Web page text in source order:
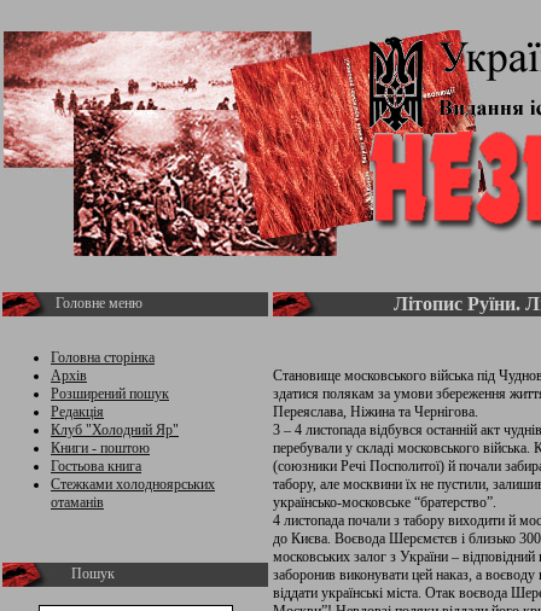
Головне меню
Головна сторінка
Архів
Розширений пошук
Редакція
Клуб "Холодний Яр"
Книги - поштою
Гостьова книга
Стежками холодноярських
отаманів
Пошук
Літопис Руїни.
Становище московського війська під
здатися полякам за умови збереження
Переяслава, Ніжина та Чернігова.
3 – 4 листопада відбувся останній акт
перебували у складі московського
(союзники Речі Посполитої) й почали
табору, але москвини їх не пустили,
українсько-московське “братерство”.
4 листопада почали з табору виходити й
до Києва. Воєвода Шерємєтєв і близько
московських залог з України –
заборонив виконувати цей наказ, а
віддати українські міста. Отак воєвода